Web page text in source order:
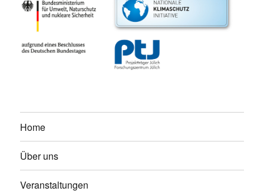
Home
Über uns
Veranstaltungen